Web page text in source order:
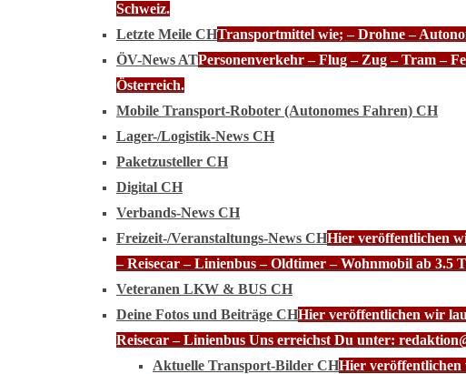
Schweiz.
Letzte Meile CHTransportmittel wie; – Drohne –
ÖV-News ATPersonenverkehr – Flug – Zug – Tram –
Österreich.
Mobile Transport-Roboter (Autonomes Fahren) CH
Lager-/Logistik-News CH
Paketzusteller CH
Digital CH
Verbands-News CH
Freizeit-/Veranstaltungs-News CHHier veröffentlichen
– Reisecar – Linienbus – Oldtimer – Wohnmobil ab
Veteranen LKW & BUS CH
Deine Fotos und Beiträge CHHier veröffentlichen wir
Reisecar – Linienbus Uns erreichst Du unter:
Aktuelle Transport-Bilder CHHier veröffentlichen